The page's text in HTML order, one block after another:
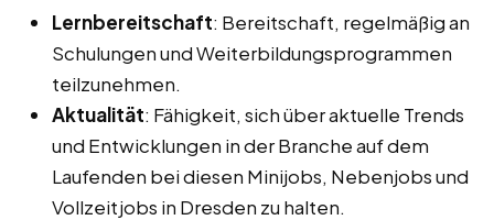
Lernbereitschaft: Bereitschaft, regelmäßig an
Schulungen und Weiterbildungsprogrammen
teilzunehmen.
Aktualität: Fähigkeit, sich über aktuelle Trends
und Entwicklungen in der Branche auf dem
Laufenden bei diesen Minijobs, Nebenjobs und
Vollzeitjobs in Dresden zu halten.